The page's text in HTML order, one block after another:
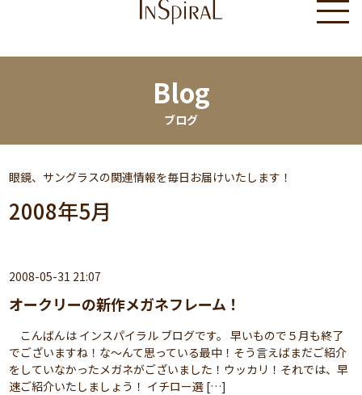
Blog
ブログ
眼鏡、サングラスの関連情報を毎日お届けいたします！
2008年5月
2008-05-31 21:07
オークリーの新作メガネフレーム！
こんばんは インスパイラル ブログです。 早いもので５月も終了
でございますね！な～んて思っている最中！そう言えばまだご紹介
をしていなかったメガネがございました！ウッカリ！それでは、早
速ご紹介いたしましょう！ イチロー選 […]